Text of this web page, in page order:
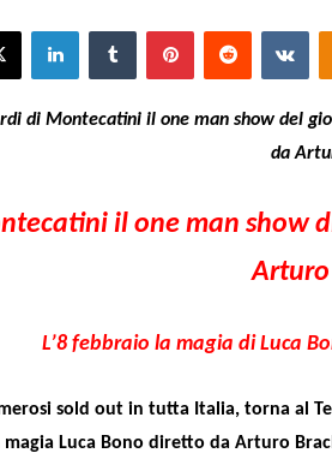
di Montecatini il one man show del
da
il one man show
L’8 febbraio la magia di Luca
sold out in tutta Italia, torna al
magia Luca Bono diretto da Arturo